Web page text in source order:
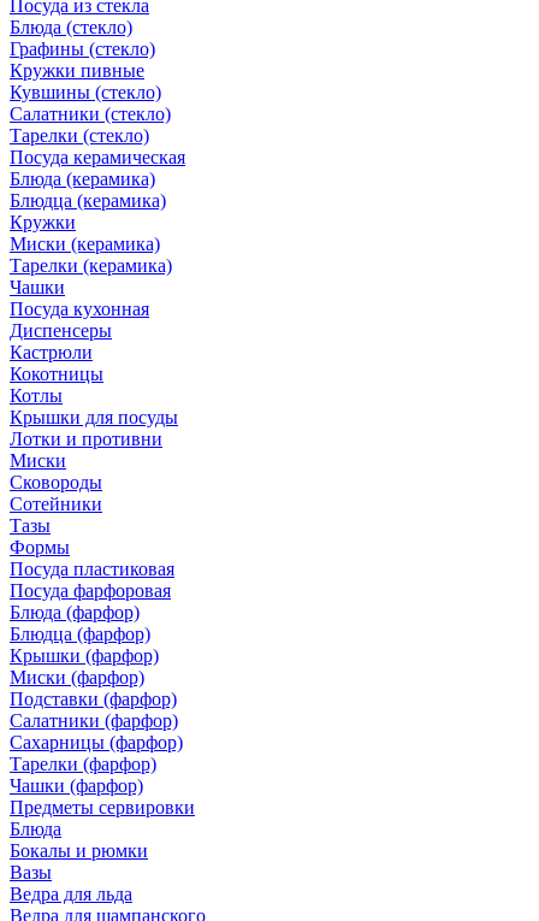
Посуда из стекла
Блюда (стекло)
Графины (стекло)
Кружки пивные
Кувшины (стекло)
Салатники (стекло)
Тарелки (стекло)
Посуда керамическая
Блюда (керамика)
Блюдца (керамика)
Кружки
Миски (керамика)
Тарелки (керамика)
Чашки
Посуда кухонная
Диспенсеры
Кастрюли
Кокотницы
Котлы
Крышки для посуды
Лотки и противни
Миски
Сковороды
Сотейники
Тазы
Формы
Посуда пластиковая
Посуда фарфоровая
Блюда (фарфор)
Блюдца (фарфор)
Крышки (фарфор)
Миски (фарфор)
Подставки (фарфор)
Салатники (фарфор)
Сахарницы (фарфор)
Тарелки (фарфор)
Чашки (фарфор)
Предметы сервировки
Блюда
Бокалы и рюмки
Вазы
Ведра для льда
Ведра для шампанского